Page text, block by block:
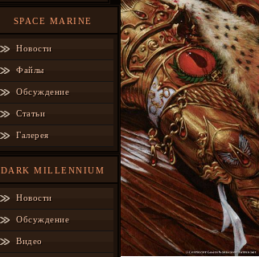
SPACE MARINE
Новости
Файлы
Обсуждение
Статьи
Галерея
DARK MILLENNIUM
Новости
Обсуждение
Видео